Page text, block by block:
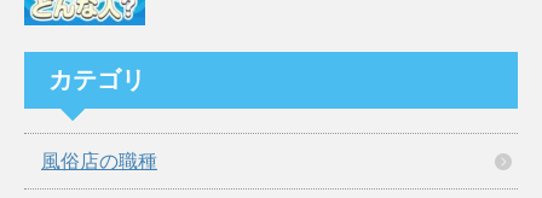
カテゴリ
風俗店の職種